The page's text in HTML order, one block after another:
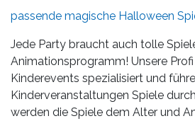
passende magische Halloween
Jede Party braucht auch tolle
Animationsprogramm! Unsere
Kinderevents spezialisiert und
Kinderveranstaltungen Spiele
werden die Spiele dem Alter und